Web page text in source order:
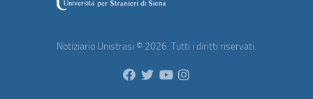
Notiziario Unistrasi © 2026. Tutti i diritti riservati.